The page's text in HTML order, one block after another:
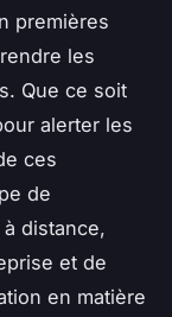
premières
les
Que ce soit
alerter les
ces
de
distance,
et de
en matière